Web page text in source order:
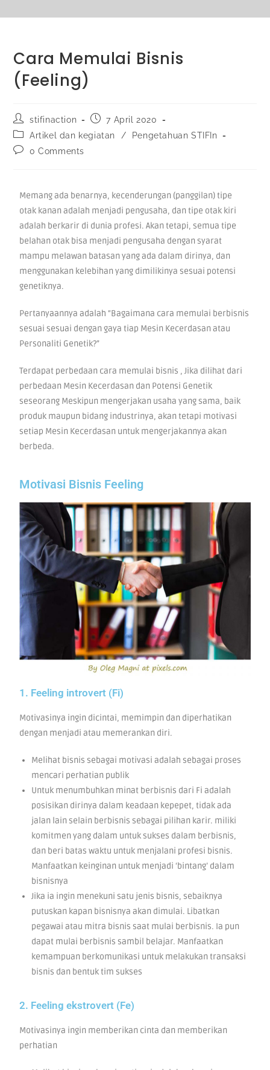
Cara Memulai Bisnis
(Feeling)
stifinaction
7 April 2020
Artikel dan kegiatan
/
Pengetahuan STIFIn
0 Comments
Memang ada benarnya, kecenderungan (panggilan) tipe
otak kanan adalah menjadi pengusaha, dan tipe otak kiri
adalah berkarir di dunia profesi. Akan tetapi, semua tipe
belahan otak bisa menjadi pengusaha dengan syarat
mampu melawan batasan yang ada dalam dirinya, dan
menggunakan kelebihan yang dimilikinya sesuai potensi
genetiknya.
Pertanyaannya adalah “Bagaimana cara memulai berbisnis
sesuai sesuai dengan gaya tiap Mesin Kecerdasan atau
Personaliti Genetik?”
Terdapat perbedaan cara memulai bisnis , Jika dilihat dari
perbedaan Mesin Kecerdasan dan Potensi Genetik
seseorang Meskipun mengerjakan usaha yang sama, baik
produk maupun bidang industrinya, akan tetapi motivasi
setiap Mesin Kecerdasan untuk mengerjakannya akan
berbeda.
Motivasi Bisnis Feeling
1. Feeling introvert (Fi)
Motivasinya ingin dicintai, memimpin dan diperhatikan
dengan menjadi atau memerankan diri.
Melihat bisnis sebagai motivasi adalah sebagai proses
mencari perhatian publik
Untuk menumbuhkan minat berbisnis dari Fi adalah
posisikan dirinya dalam keadaan kepepet, tidak ada
jalan lain selain berbisnis sebagai pilihan karir. miliki
komitmen yang dalam untuk sukses dalam berbisnis,
dan beri batas waktu untuk menjalani profesi bisnis.
Manfaatkan keinginan untuk menjadi ‘bintang’ dalam
bisnisnya
Jika ia ingin menekuni satu jenis bisnis, sebaiknya
putuskan kapan bisnisnya akan dimulai. Libatkan
pegawai atau mitra bisnis saat mulai berbisnis. Ia pun
dapat mulai berbisnis sambil belajar. Manfaatkan
kemampuan berkomunikasi untuk melakukan transaksi
bisnis dan bentuk tim sukses
2. Feeling ekstrovert (Fe)
Motivasinya ingin memberikan cinta dan memberikan
perhatian